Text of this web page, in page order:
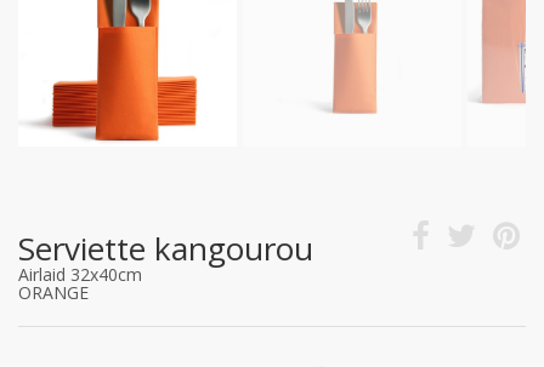
Serviette kangourou
Airlaid 32x40cm
ORANGE